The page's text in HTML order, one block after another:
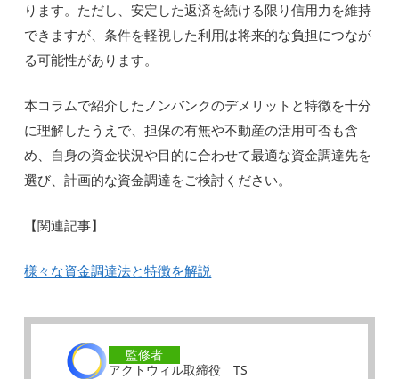
ります。ただし、安定した返済を続ける限り信用力を維持
できますが、条件を軽視した利用は将来的な負担につなが
る可能性があります。
本コラムで紹介したノンバンクのデメリットと特徴を十分
に理解したうえで、担保の有無や不動産の活用可否も含
め、自身の資金状況や目的に合わせて最適な資金調達先を
選び、計画的な資金調達をご検討ください。
【関連記事】
様々な資金調達法と特徴を解説
監修者
アクトウィル取締役 TS